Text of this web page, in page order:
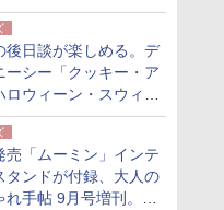
とまる
後日談が楽しめる。デ
ーシー「クッキー・ア
ロウィーン・スウィー
ライズ」限定グッズ公
売「ムーミン」インテ
タンドが付録、大人の
れ手帖 9月号増刊。レ